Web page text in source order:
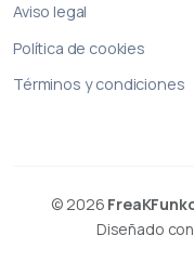
Aviso legal
Política de cookies
Términos y condiciones
© 2026
Diseñado